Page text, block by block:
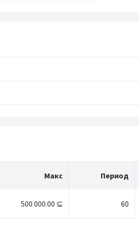
Макс Период
500 000.00 ⊆ 60